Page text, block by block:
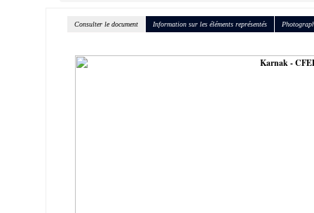
Consulter le document Information sur les éléments représentés